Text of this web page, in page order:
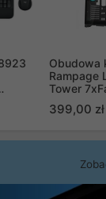
Obudowa
Rampage
Tower
399,00 zł